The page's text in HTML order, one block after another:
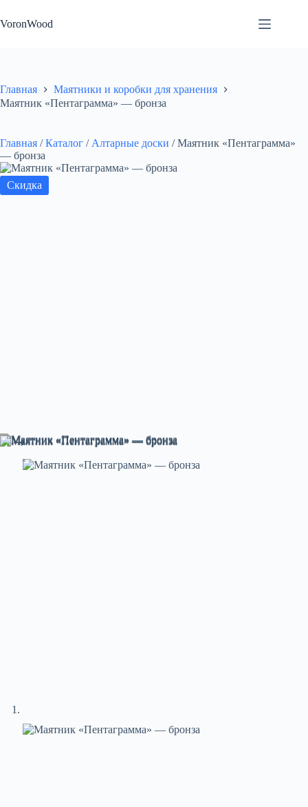
к
сути
VoronWood
Главная
Маятники и коробки для хранения
Маятник «Пентаграмма» — бронза
Главная / Каталог / Алтарные доски / Маятник «Пентаграмма»
— бронза
Скидка